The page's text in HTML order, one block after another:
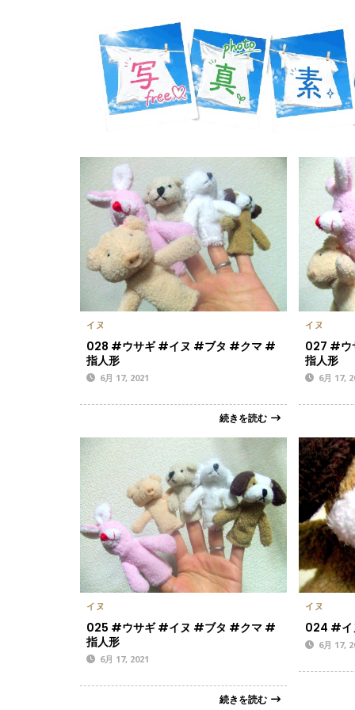
イヌ
028 #ウサギ #イヌ #ブタ #クマ #
指人形
6月 17, 2021
続きを読む
イヌ
027 #ウ
指人形
6月 17,
イヌ
025 #ウサギ #イヌ #ブタ #クマ #
指人形
6月 17, 2021
続きを読む
イヌ
024 #イ
6月 17,